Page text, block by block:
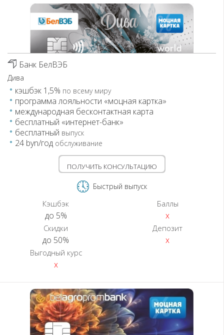
Банк БелВЭБ
Дива
кэшбэк 1,5% по всему миру
программа лояльности «моцная картка»
международная бесконтактная карта
бесплатный «интернет-банк»
бесплатный выпуск
24 byn/год обслуживание
ПОЛУЧИТЬ КОНСУЛЬТАЦИЮ
Быстрый выпуск
Кэшбэк
до 5%
Баллы
x
Скидки
до 50%
Депозит
x
Выгодный курс
x